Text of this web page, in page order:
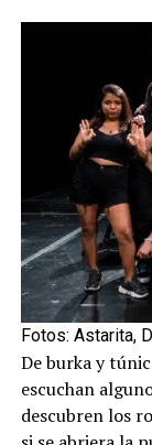
Fotos: Astarita,
De burka y
escuchan
descubren los